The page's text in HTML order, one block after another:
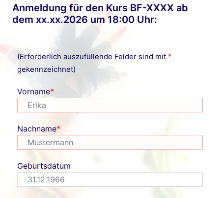
Anmeldung für den Kurs BF-XXXX ab
dem xx.xx.2026 um 18:00 Uhr:
(Erforderlich auszufüllende Felder sind mit *
gekennzeichnet)
Vorname*
Nachname*
Geburtsdatum